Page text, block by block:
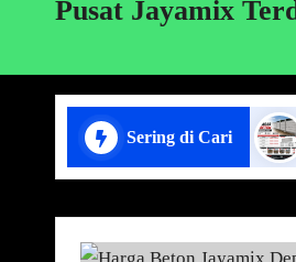
Pusat Jayamix
Sering di Cari
Pagar Panel Beton